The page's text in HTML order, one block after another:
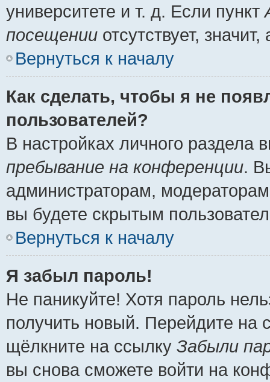
университете и т. д. Если пункт
посещении отсутствует,
Вернуться к началу
Как сделать, чтобы я не
пользователей?
В настройках личного
пребывание на конференции.
администраторам,
вы будете скрытым
Вернуться к началу
Я забыл пароль!
Не паникуйте! Хотя пароль
получить новый. Перейдите на
щёлкните на ссылку Забыли
вы снова сможете войти на